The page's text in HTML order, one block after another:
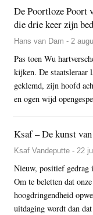
De Poortloze Poort
die drie keer zijn
Hans van Dam - 2
Pas toen Wu
kijken. De staatsleraar
geklemd, zijn hoofd
en ogen wijd
Ksaf – De kunst
Ksaf Vandeputte - 22
Nieuw, positief gedrag
Om te beletten dat
hoogdringendheid
uitdaging wordt dan